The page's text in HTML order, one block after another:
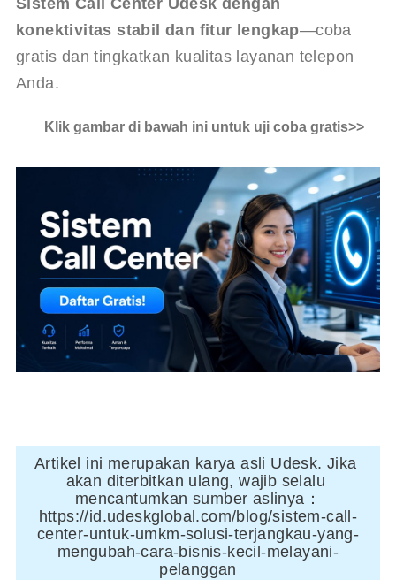
Sistem Call Center Udesk dengan
konektivitas stabil dan fitur lengkap—coba
gratis dan tingkatkan kualitas layanan telepon
Anda.
Klik gambar di bawah ini untuk uji coba gratis>>
Artikel ini merupakan karya asli Udesk. Jika
akan diterbitkan ulang, wajib selalu
mencantumkan sumber aslinya：
https://id.udeskglobal.com/blog/sistem-call-
center-untuk-umkm-solusi-terjangkau-yang-
mengubah-cara-bisnis-kecil-melayani-
pelanggan